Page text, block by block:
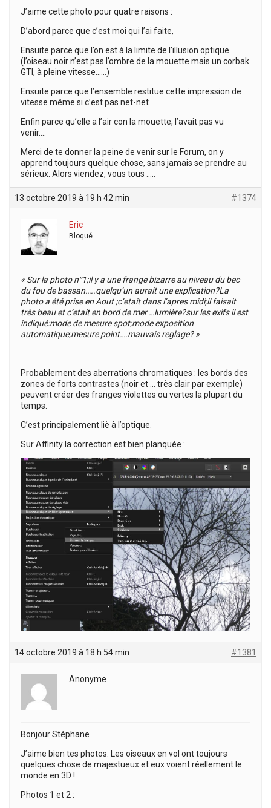
J’aime cette photo pour quatre raisons :
D’abord parce que c’est moi qui l’ai faite,
Ensuite parce que l’on est à la limite de l’illusion optique
(l’oiseau noir n’est pas l’ombre de la mouette mais un corbak
GTI, à pleine vitesse……)
Ensuite parce que l’ensemble restitue cette impression de
vitesse même si c’est pas net-net
Enfin parce qu’elle a l’air con la mouette, l’avait pas vu
venir….
Merci de te donner la peine de venir sur le Forum, on y
apprend toujours quelque chose, sans jamais se prendre au
sérieux. Alors viendez, vous tous …..
13 octobre 2019 à 19 h 42 min #1374
Eric
Bloqué
« Sur la photo n°1;il y a une frange bizarre au niveau du bec
du fou de bassan…..quelqu’un aurait une explication?La
photo a été prise en Aout ;c’etait dans l’apres midi;il faisait
très beau et c’etait en bord de mer …lumière?sur les exifs il est
indiqué:mode de mesure spot;mode exposition
automatique;mesure point….mauvais reglage? »
Probablement des aberrations chromatiques : les bords des
zones de forts contrastes (noir et … très clair par exemple)
peuvent créer des franges violettes ou vertes la plupart du
temps.
C’est principalement liè à l’optique.
Sur Affinity la correction est bien planquée :
14 octobre 2019 à 18 h 54 min #1381
Anonyme
Bonjour Stéphane
J’aime bien tes photos. Les oiseaux en vol ont toujours
quelques chose de majestueux et eux voient réellement le
monde en 3D !
Photos 1 et 2 :